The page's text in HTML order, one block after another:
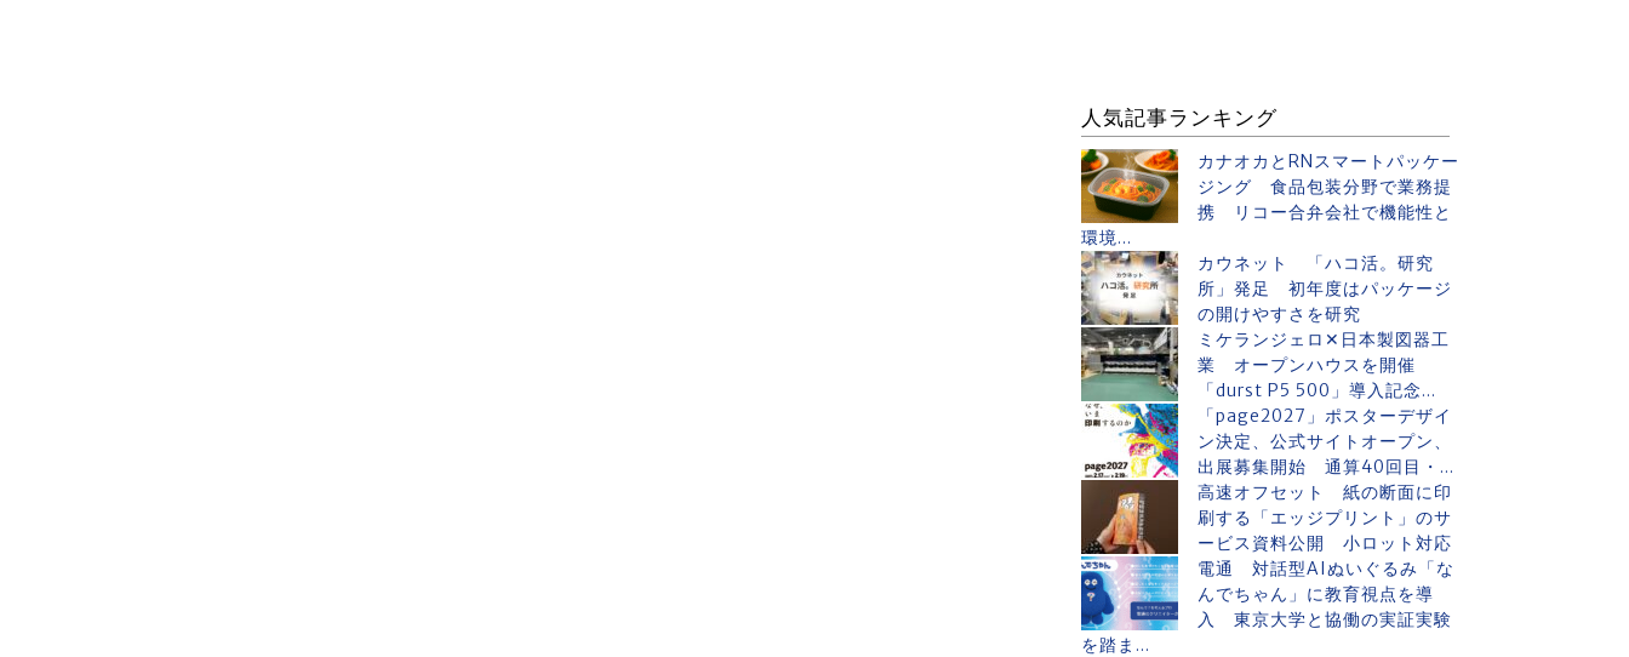
人気記事ランキング
カナオカとRNスマートパッケー
ジング 食品包装分野で業務提
携 リコー合弁会社で機能性と
環境...
カウネット 「ハコ活。研究
所」発足 初年度はパッケージ
の開けやすさを研究
ミケランジェロ✕日本製図器工
業 オープンハウスを開催
「durst P5 500」導入記念...
「page2027」ポスターデザイ
ン決定、公式サイトオープン、
出展募集開始 通算40回目・...
高速オフセット 紙の断面に印
刷する「エッジプリント」のサ
ービス資料公開 小ロット対応
電通 対話型AIぬいぐるみ「な
んでちゃん」に教育視点を導
入 東京大学と協働の実証実験
を踏ま...